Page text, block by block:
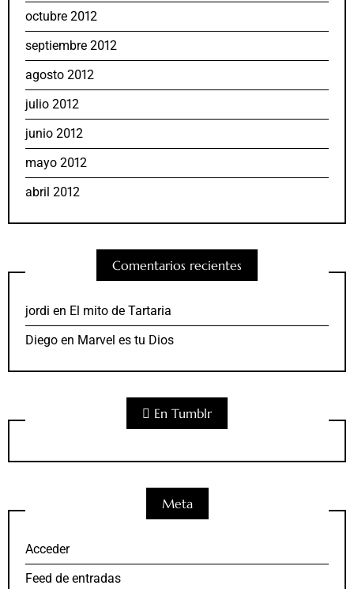
octubre 2012
septiembre 2012
agosto 2012
julio 2012
junio 2012
mayo 2012
abril 2012
Comentarios recientes
jordi en El mito de Tartaria
Diego en Marvel es tu Dios
En Tumblr
Meta
Acceder
Feed de entradas